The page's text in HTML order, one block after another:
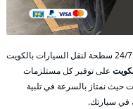
اول ونش بنيدر بالكويت أفضل خدمة ونش بنيدر رقم 24/7 سطحة لنقل السيارات بالكويت
على توفير كل مستلزمات
حيث نمتاز بالسرعة في تلبية
في سيارتك.